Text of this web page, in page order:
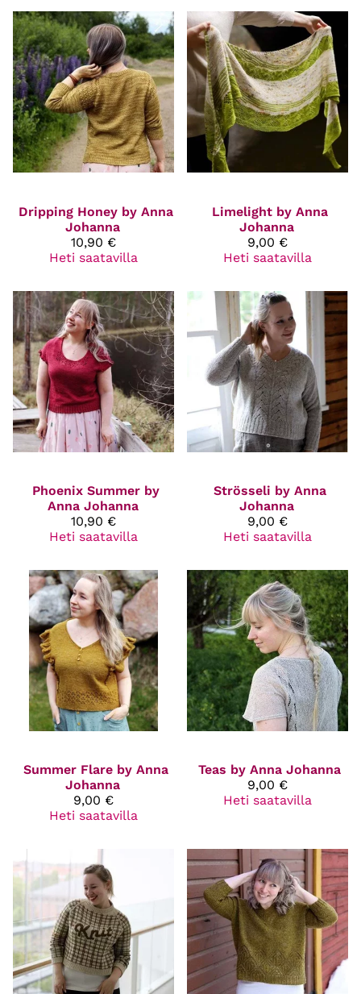
Dripping Honey by Anna
Johanna
10,90 €
Heti saatavilla
Limelight by Anna
Johanna
9,00 €
Heti saatavilla
Phoenix Summer by
Anna Johanna
10,90 €
Heti saatavilla
Strösseli by Anna
Johanna
9,00 €
Heti saatavilla
Summer Flare by Anna
Johanna
9,00 €
Heti saatavilla
Teas by Anna Johanna
9,00 €
Heti saatavilla